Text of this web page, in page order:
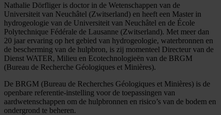
Nathalie Dörfliger is doctor in de Wetenschappen van de
Universiteit van Neuchâtel (Zwitserland) en heeft een Master in
hydrogeologie van de Universiteit van Neuchâtel en de École
Polytechnique Fédérale de Lausanne (Zwitserland). Met meer dan
20 jaar ervaring op het gebied van hydrogeologie, waterbronnen en
de bescherming van de hulpbron, is zij momenteel Directeur van de
Dienst WATER, Milieu en Ecotechnologieën van de BRGM
(Bureau de Recherche Géologiques et Minières).
De BRGM (Bureau de Recherches Géologiques et Minières) is de
openbare referentie-instelling voor de toepassingen van
aardwetenschappen om de hulpbronnen en risico’s van de bodem en
ondergrond te beheren.